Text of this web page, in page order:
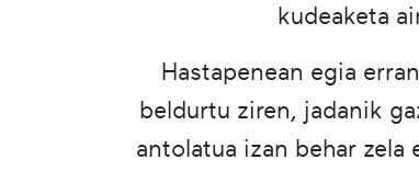
kudeaketa
Hastapenean egia
beldurtu ziren, jadanik
antolatua izan behar